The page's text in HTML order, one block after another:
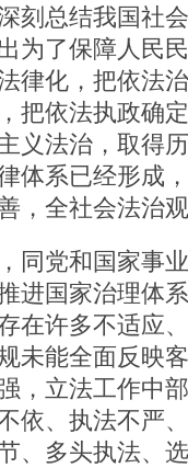
刻总结我国社
为了保障人民
律化，把依法
把依法执政确
义法治，取得
体系已经形成
，全社会法治
党和国家事业
进国家治理体
在许多不适应
未能全面反映
，立法工作中
依、执法不严
、多头执法、